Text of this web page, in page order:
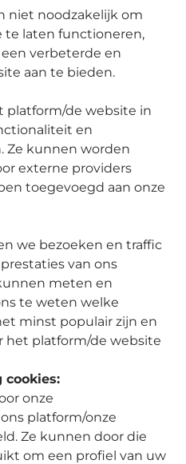
niet noodzakelijk om
te laten functioneren,
verbeterde en
aan te bieden.
platform/de website in
en
Ze kunnen worden
externe providers
toegevoegd aan onze
we bezoeken en traffic
van ons
meten en
te weten welke
minst populair zijn en
het platform/de website
onze
platform/onze
Ze kunnen door die
om een profiel van uw